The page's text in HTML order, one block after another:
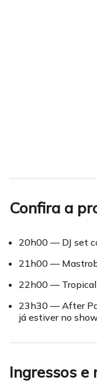
Confira a
20h00 — DJ set
21h00 —
22h00 —
23h30 — After
já estiver no
Ingressos e